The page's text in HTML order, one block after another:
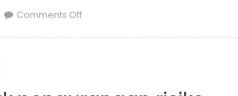
Comments Offon
Proactive